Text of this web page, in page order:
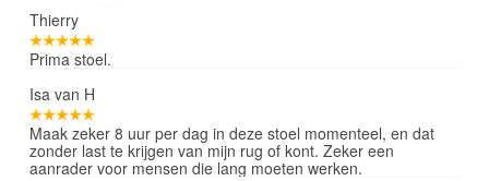
Thierry
Prima stoel.
Isa van H
Maak zeker 8 uur per dag in deze stoel momenteel, en dat
zonder last te krijgen van mijn rug of kont. Zeker een
aanrader voor mensen die lang moeten werken.